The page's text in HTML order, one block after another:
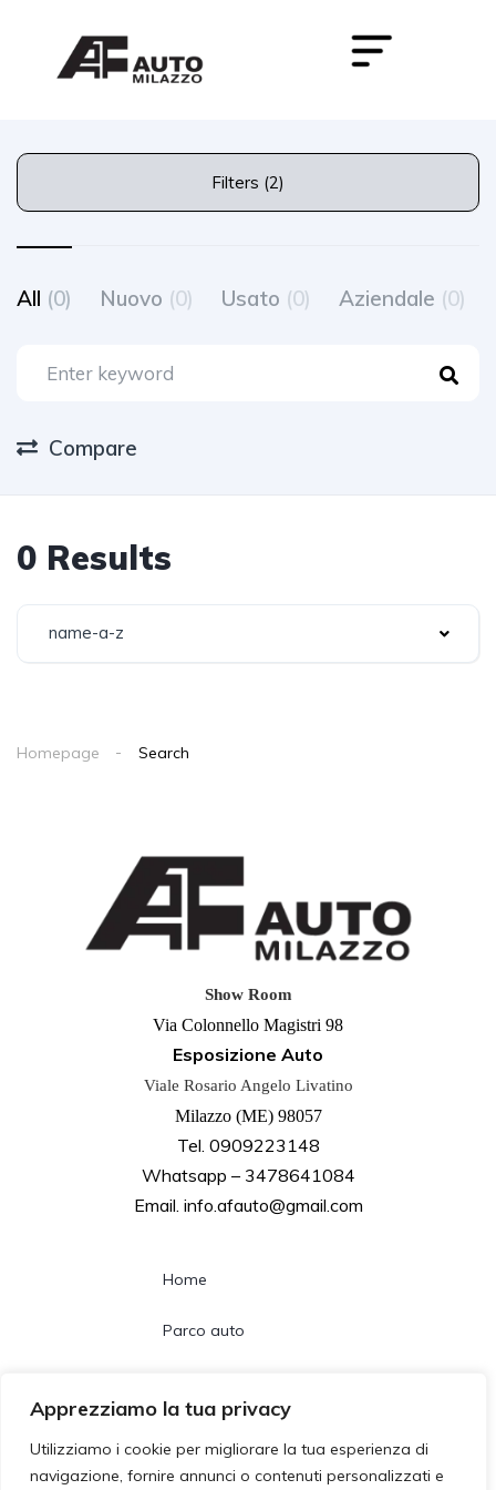
Apprezziamo la tua privacy
Utilizziamo i cookie per migliorare la tua esperienza di
navigazione, fornire annunci o contenuti personalizzati e
Filters (2)
All (0) Nuovo (0) Usato (0) Aziendale (0)
Compare
0 Results
name-a-z
Homepage Search
Show Room
Via Colonnello Magistri 98
Esposizione Auto
Viale Rosario Angelo Livatino
Milazzo (ME) 98057
Tel. 0909223148
Whatsapp – 3478641084
Email. info.afauto@gmail.com
Home
Parco auto
Contatti